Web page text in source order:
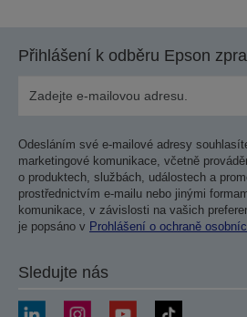
Přihlášení k odběru Epson
Odesláním své e-mailové adresy
marketingové komunikace, včetně
o produktech, službách, událostech a
prostřednictvím e-mailu nebo jinými
komunikace, v závislosti na vašich
je popsáno v Prohlášení o ochraně
Sledujte nás